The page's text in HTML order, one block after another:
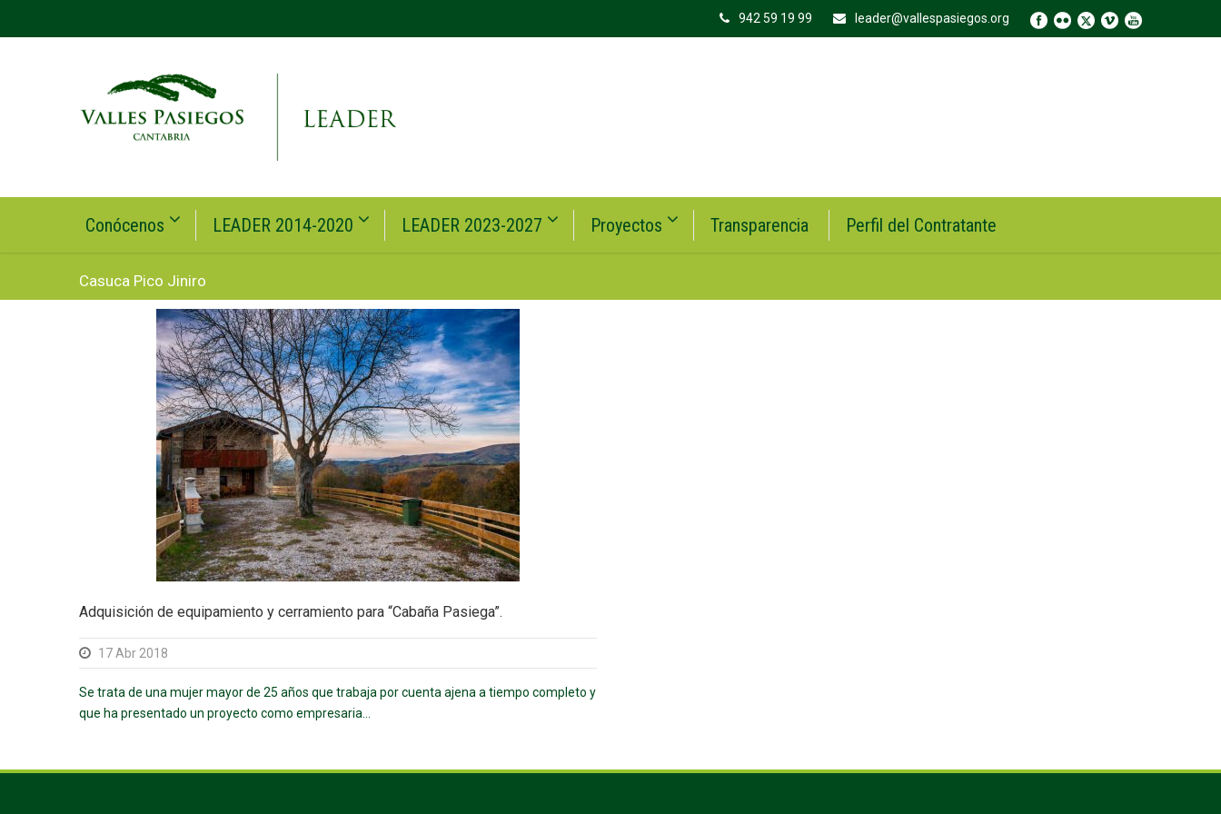
942 59 19 99 leader@vallespasiegos.org
Conócenos LEADER 2014-2020 LEADER 2023-2027 Proyectos Transparencia Perfil del Contratante
Casuca Pico Jiniro
Adquisición de equipamiento y cerramiento para “Cabaña Pasiega”.
17 Abr 2018
Se trata de una mujer mayor de 25 años que trabaja por cuenta ajena a tiempo completo y
que ha presentado un proyecto como empresaria...